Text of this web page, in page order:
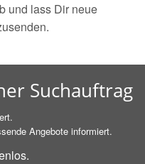
und lass Dir neue
Suchauftrag
Angebote informiert.